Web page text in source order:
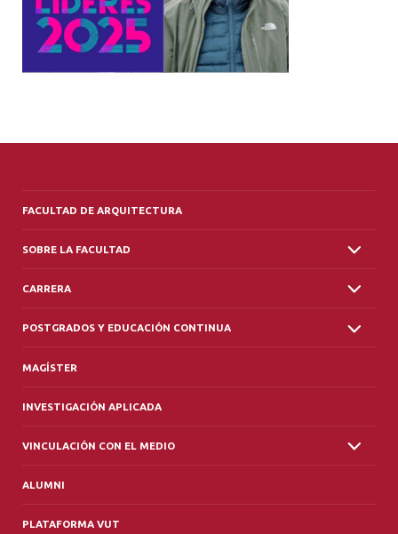
FACULTAD DE ARQUITECTURA
SOBRE LA FACULTAD
CARRERA
POSTGRADOS Y EDUCACIÓN CONTINUA
MAGÍSTER
INVESTIGACIÓN APLICADA
VINCULACIÓN CON EL MEDIO
ALUMNI
PLATAFORMA VUT